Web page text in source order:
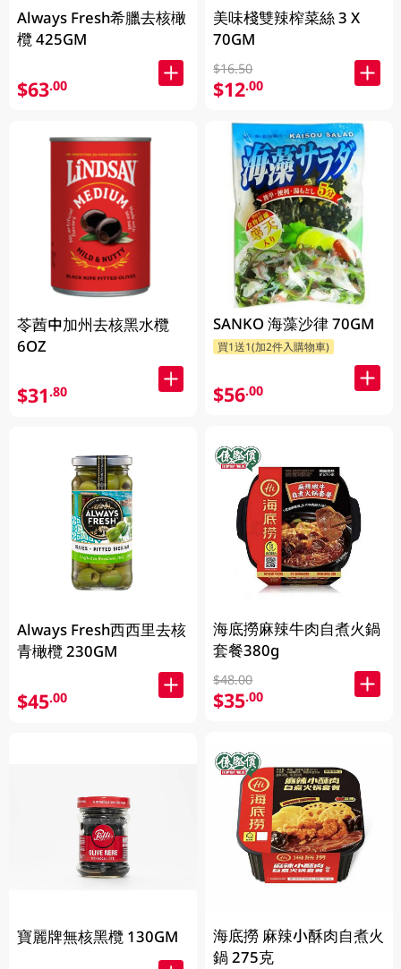
Always Fresh希臘去核橄
欖 425GM
$63.00
苓莤中加州去核黑水欖
6OZ
$31.80
Always Fresh西西里去核
青橄欖 230GM
$45.00
寶麗牌無核黑欖 130GM
美味棧雙辣榨菜絲 3 X
70GM
$16.50
$12.00
SANKO 海藻沙律 70GM
買1送1(加2件入購物車)
$56.00
海底撈麻辣牛肉自煮火鍋
套餐380g
$48.00
$35.00
海底撈 麻辣小酥肉自煮火
鍋 275克